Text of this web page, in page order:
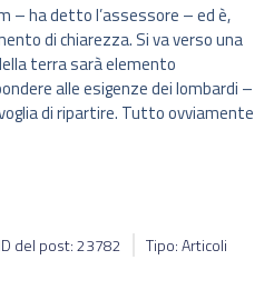
– ha detto l’assessore – ed è,
di chiarezza. Si va verso una
terra sarà elemento
alle esigenze dei lombardi –
di ripartire. Tutto ovviamente
ID del post: 23782 Tipo: Articoli